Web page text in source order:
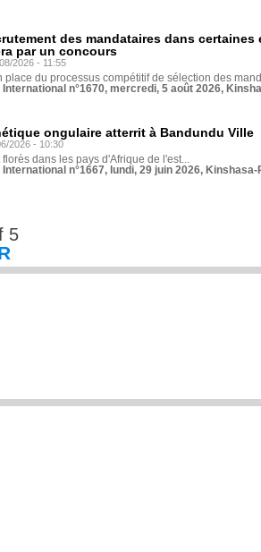
des mandataires dans
par un concours
2026 - 11:55
place du processus compétitif de sélection des
International n°1670, mercredi, 5 août 2026,
ongulaire atterrit à Bandundu Ville
2026 - 10:30
florès dans les pays d'Afrique de l'est...
International n°1667, lundi, 29 juin 2026,
5